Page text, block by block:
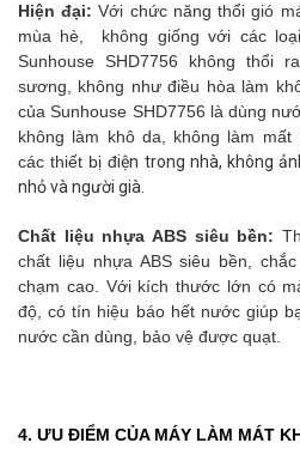
Hiện đại:Với chức năng thổi gió
mùa hè, không giống với các
Sunhouse SHD7756 không thổi
sương, không như điều hòa làm
của Sunhouse SHD7756 là dùng
không làm khô da, không làm
các thiết bị điện trong nhà, không
nhỏ và người già.
Chất liệu nhựa ABS siêu bền:
chất liệu nhựa ABS siêu bền,
chạm cao. Với kích thước lớn có
độ, có tín hiệu báo hết nước giúp
nước cần dùng, bảo vệ được quạt.
4. ƯU ĐIỂM CỦA MÁY LÀM MÁT